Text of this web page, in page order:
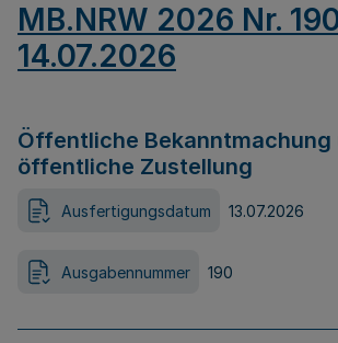
MB.NRW 2026 Nr.
14.07.2026
Öffentliche Bekanntmachung
öffentliche Zustellung
Ausfertigungsdatum 13.07.2026
Ausgabennummer 190